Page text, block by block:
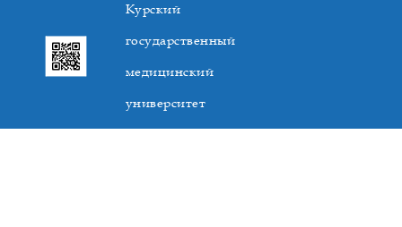
Курский
государственный
медицинский
университет